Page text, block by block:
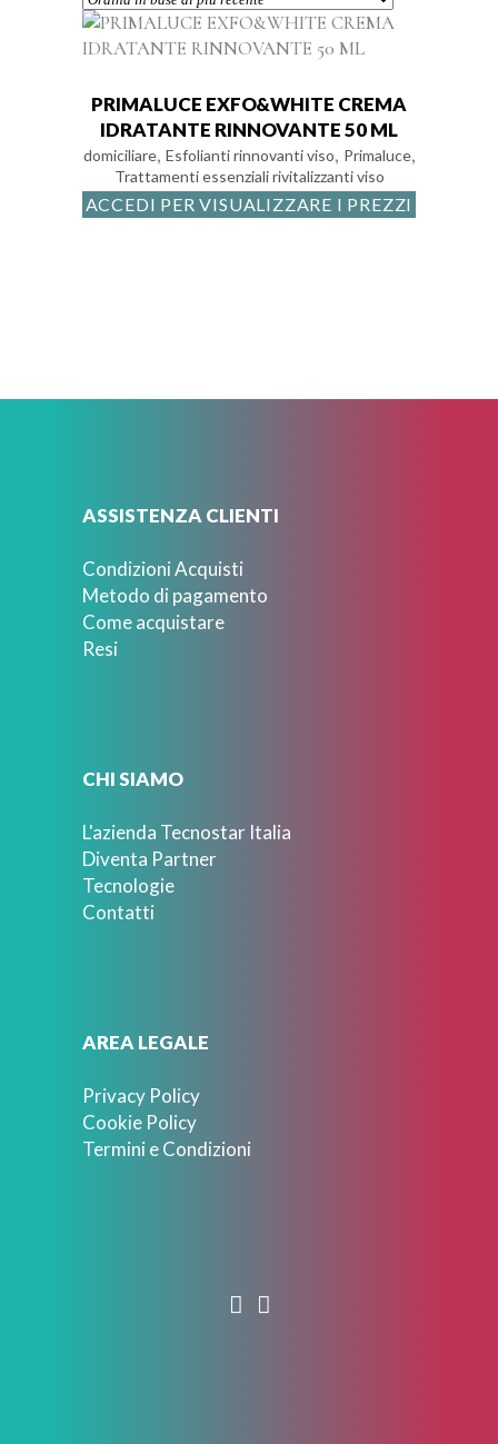
PRIMALUCE EXFO&WHITE CREMA
IDRATANTE RINNOVANTE 50 ML
domiciliare, Esfolianti rinnovanti viso, Primaluce,
Trattamenti essenziali rivitalizzanti viso
ACCEDI PER VISUALIZZARE I PREZZI
ASSISTENZA CLIENTI
Condizioni Acquisti
Metodo di pagamento
Come acquistare
Resi
CHI SIAMO
L'azienda Tecnostar Italia
Diventa Partner
Tecnologie
Contatti
AREA LEGALE
Privacy Policy
Cookie Policy
Termini e Condizioni